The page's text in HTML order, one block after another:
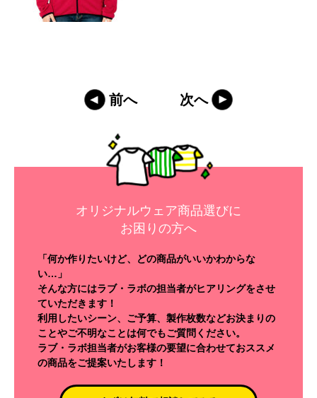
前へ 次へ
オリジナルウェア商品選びに
お困りの方へ
「何か作りたいけど、どの商品がいいかわからな
い…」
そんな方にはラブ・ラボの担当者がヒアリングをさせ
ていただきます！
利用したいシーン、ご予算、製作枚数などお決まりの
ことやご不明なことは何でもご質問ください。
ラブ・ラボ担当者がお客様の要望に合わせておススメ
の商品をご提案いたします！